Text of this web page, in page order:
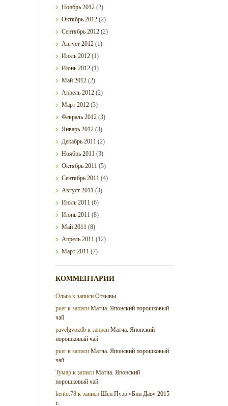
Ноябрь2012 (2)
Октябрь2012 (2)
Сентябрь2012 (2)
Август2012 (1)
Июль2012 (1)
Июнь2012 (1)
Май2012 (2)
Апрель2012 (2)
Март2012 (3)
Февраль2012 (3)
Январь2012 (3)
Декабрь2011 (2)
Ноябрь2011 (3)
Октябрь2011 (5)
Сентябрь2011 (4)
Август2011 (3)
Июль2011 (6)
Июнь2011 (8)
Май2011 (8)
Апрель2011 (12)
Март2011 (7)
КОММЕНТАРИИ
Ольга к записиОтзывы
puer к записиМатча. Японский порошковый
чай
pavelgvozdb к записиМатча. Японский
порошковый чай
puer к записиМатча. Японский порошковый
чай
Тумар к записиМатча. Японский
порошковый чай
kento.78 к записиШен Пуэр «Бин Дао» 2015
г.